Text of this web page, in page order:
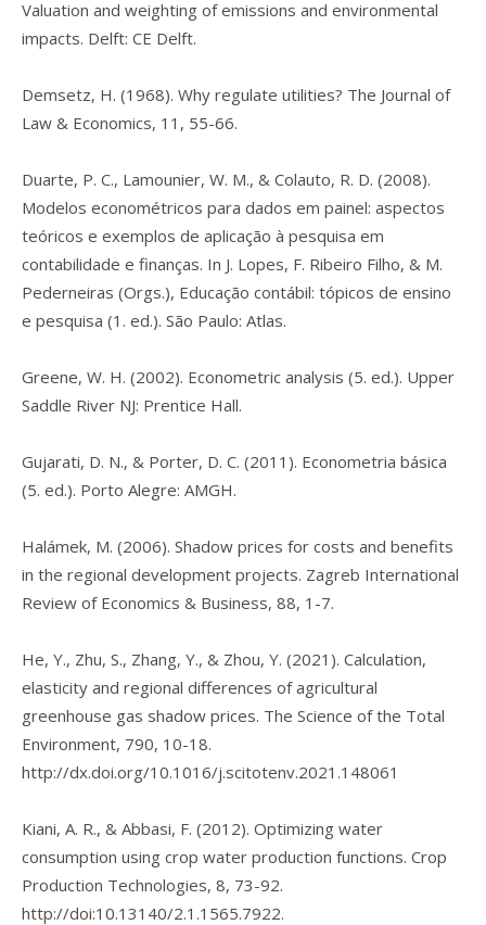
Valuation and weighting of emissions and environmental
impacts. Delft: CE Delft.
Demsetz, H. (1968). Why regulate utilities? The Journal of
Law & Economics, 11 , 55-66.
Duarte, P. C., Lamounier, W. M., & Colauto, R. D. (2008).
Modelos econométricos para dados em painel: aspectos
teóricos e exemplos de aplicação à pesquisa em
contabilidade e finanças. In J. Lopes, F. Ribeiro Filho, & M.
Pederneiras (Orgs.), Educação contábil: tópicos de ensino
e pesquisa (1. ed.). São Paulo: Atlas.
Greene, W. H. (2002). Econometric analysis (5. ed.). Upper
Saddle River NJ: Prentice Hall.
Gujarati, D. N., & Porter, D. C. (2011). Econometria básica
(5. ed.). Porto Alegre: AMGH.
Halámek, M. (2006). Shadow prices for costs and benefits
in the regional development projects. Zagreb International
Review of Economics & Business, 88, 1-7.
He, Y., Zhu, S., Zhang, Y., & Zhou, Y. (2021). Calculation,
elasticity and regional differences of agricultural
greenhouse gas shadow prices. The Science of the Total
Environment, 790, 10-18.
http://dx.doi.org/10.1016/j.scitotenv.2021.148061
Kiani, A. R., & Abbasi, F. (2012). Optimizing water
consumption using crop water production functions. Crop
Production Technologies, 8, 73-92.
http://doi:10.13140/2.1.1565.7922.